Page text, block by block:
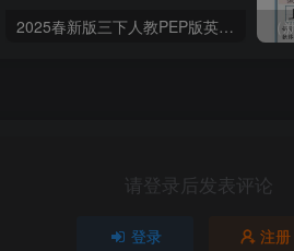
2025春新版三下人教PEP版英语背记表5页
请登录后发表评论
登录 注册